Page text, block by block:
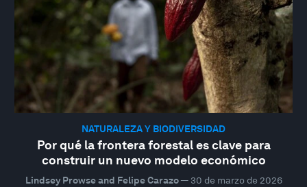
NATURALEZA Y BIODIVERSIDAD
Por qué la frontera forestal es clave para
construir un nuevo modelo económico
Lindsey Prowse and Felipe Carazo— 30 de marzo de 2026